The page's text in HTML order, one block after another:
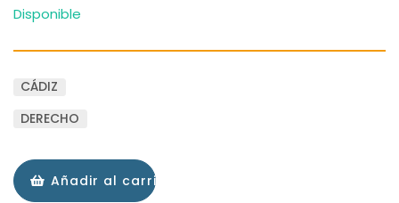
Disponible
CÁDIZ
DERECHO
Añadir al carrito